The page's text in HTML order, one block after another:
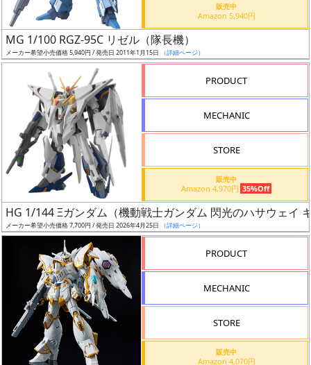
状
況
売
始
前
抽
選
活
販売中
Amazon 5,940円
MG 1/100 RGZ-95C リゼル（隊長機）
メーカー希望小売価格 5,940円 / 発売日 2011年1月15日 （詳細ページ）
PRODUCT
MECHANIC
STORE
販売中
Amazon 4,970円 35%Off
HG 1/144 Ξガンダム（機動戦士ガンダム 閃光のハサウェイ
メーカー希望小売価格 7,700円 / 発売日 2026年4月25日 （詳細ページ）
PRODUCT
MECHANIC
STORE
販売中
Amazon 4,070円